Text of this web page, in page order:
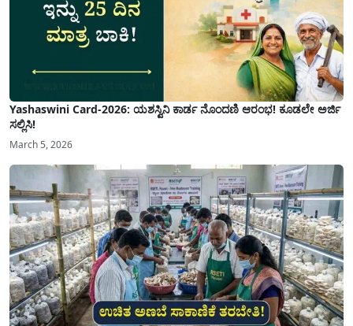
Yashaswini Card-2026: ಯಶಸ್ವಿನಿ ಕಾರ್ಡ ನೊಂದಣಿ ಆರಂಭ! ಕೂಡಲೇ ಅರ್ಜಿ
ಸಲ್ಲಿಸಿ!
March 5, 2026